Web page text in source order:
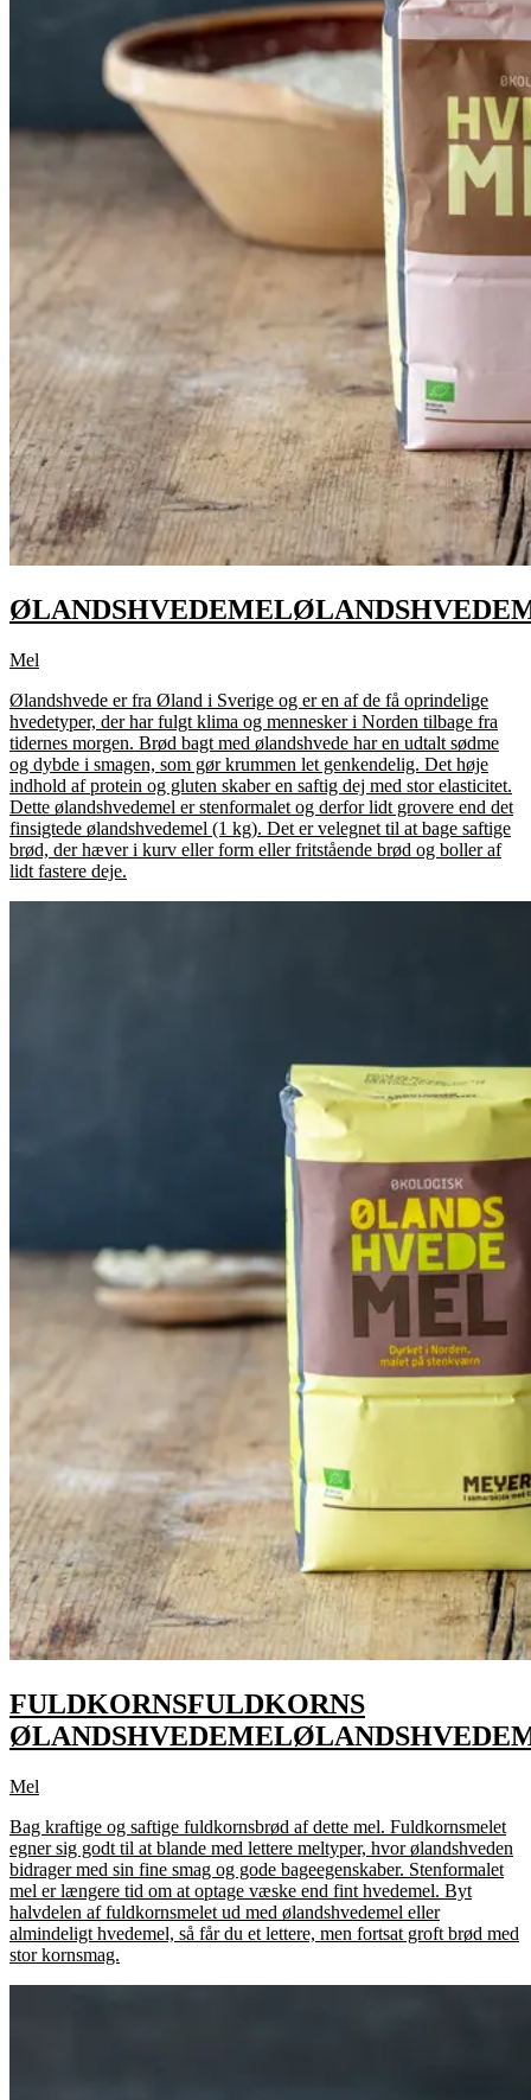
ØLANDSHVEDEMEL
Mel
Ølandshvede er fra Øland i Sverige og er en af de få oprindelige
hvedetyper, der har fulgt klima og mennesker i Norden tilbage fra
tidernes morgen. Brød bagt med ølandshvede har en udtalt sødme
og dybde i smagen, som gør krummen let genkendelig. Det høje
indhold af protein og gluten skaber en saftig dej med stor elasticitet.
Dette ølandshvedemel er stenformalet og derfor lidt grovere end det
finsigtede ølandshvedemel (1 kg). Det er velegnet til at bage saftige
brød, der hæver i kurv eller form eller fritstående brød og boller af
lidt fastere deje.
FULDKORNSFULDKORNS
ØLANDSHVEDEMEL
Mel
Bag kraftige og saftige fuldkornsbrød af dette mel. Fuldkornsmelet
egner sig godt til at blande med lettere meltyper, hvor ølandshveden
bidrager med sin fine smag og gode bageegenskaber. Stenformalet
mel er længere tid om at optage væske end fint hvedemel. Byt
halvdelen af fuldkornsmelet ud med ølandshvedemel eller
almindeligt hvedemel, så får du et lettere, men fortsat groft brød med
stor kornsmag.